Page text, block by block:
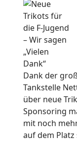
Dank der
Tankstelle
über neue
Sponsoring
mit noch
auf dem